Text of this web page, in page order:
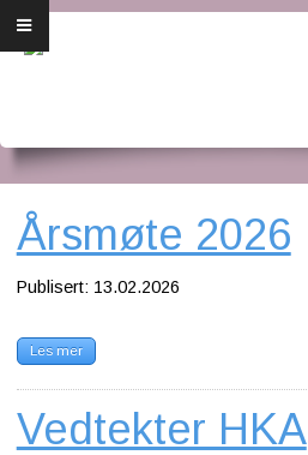
Forside
Dirigenten
Årsmøte
For medlemmer
Årsmøte 2026
Publisert: 13.02.2026
Les mer
Vedtekter HKA